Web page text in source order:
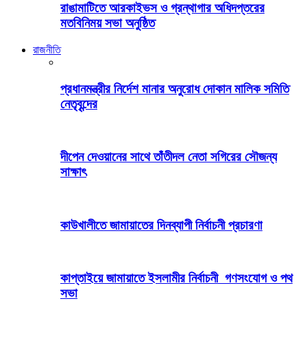
রাঙামাটিতে আরকাইভস ও গ্রন্থাগার অধিদপ্তরের
মতবিনিময় সভা অনুষ্ঠিত
রাজনীতি
প্রধানমন্ত্রীর নির্দেশ মানার অনুরোধ দোকান মালিক সমিতি
নেতৃবৃন্দের
দীপেন দেওয়ানের সাথে তাঁতীদল নেতা সগিরের সৌজন্য
সাক্ষাৎ
কাউখালীতে জামায়াতের দিনব্যাপী নির্বাচনী প্রচারণা
কাপ্তাইয়ে জামায়াতে ইসলামীর নির্বাচনী গণসংযোগ ও পথ
সভা